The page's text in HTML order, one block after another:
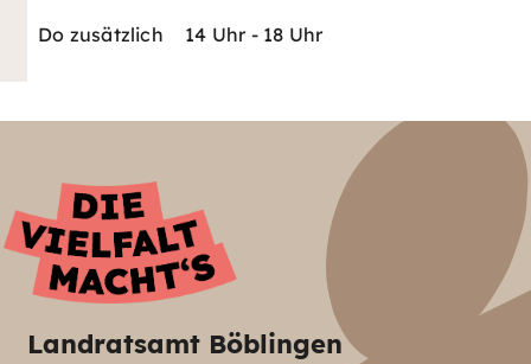
Do zusätzlich 14 Uhr - 18 Uhr
Landratsamt Böblingen